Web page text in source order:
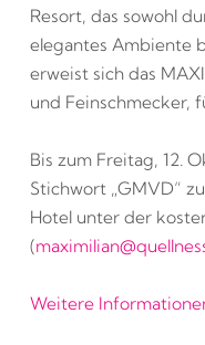
Resort, das sowohl
elegantes Ambiente
erweist sich das
und Feinschmecker,
Bis zum Freitag, 12.
Stichwort „GMVD“
Hotel unter der
(
Weitere